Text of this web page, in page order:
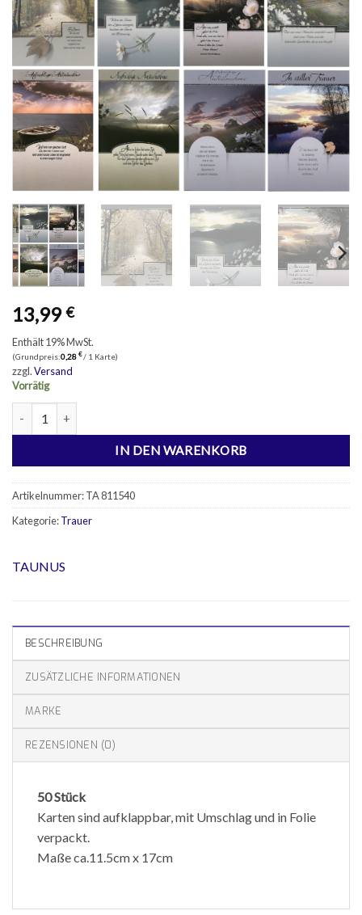
13,99€
Enthält 19% MwSt.
(Grundpreis:0,28 €/ 1 Karte)
zzgl.Versand
Vorrätig
IN DEN WARENKORB
Artikelnummer:TA 811540
Kategorie:Trauer
TAUNUS
BESCHREIBUNG
ZUSÄTZLICHE INFORMATIONEN
MARKE
REZENSIONEN (0)
50 Stück
Karten sind aufklappbar, mit Umschlag und in Folie
verpackt.
Maße ca.11.5cm x 17cm